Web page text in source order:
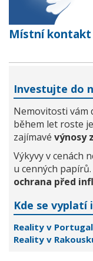
Místní
Investujte do
Nemovitosti vám
během let roste
zajímavé výnosy
Výkyvy v cenách
u cenných
ochrana před
Kde se
Reality v
Reality v